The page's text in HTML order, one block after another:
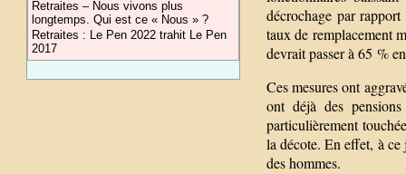
Retraites – Nous vivons plus
longtemps. Qui est ce « Nous » ?
Retraites : Le Pen 2022 trahit Le Pen
2017
décrochage par
taux de remplacement
devrait passer à 65 %
Ces mesures ont
ont déjà des
particulièrement
la décote. En effet, à
des hommes.